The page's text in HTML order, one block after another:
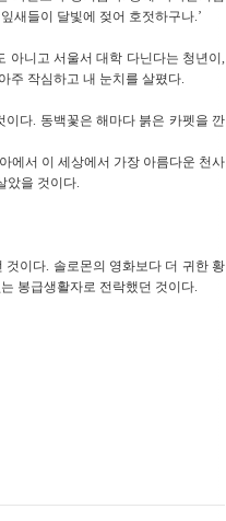
새들이 달빛에 젖어 호젓하구나.’
아니고 서울서 대학 다닌다는 청년이,
주 작심하고 내 눈치를 살폈다.
다. 동백꽃은 해마다 붉은 카펫을 깐
에서 이 세상에서 가장 아름다운 천사
았을 것이다.
것이다. 솔로몬의 영화보다 더 귀한 황
봉급생활자로 전락했던 것이다.